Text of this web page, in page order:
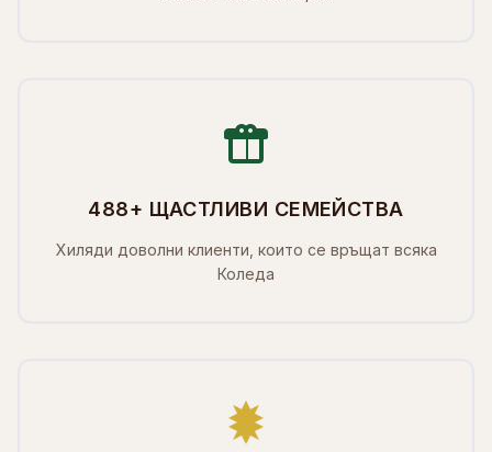
488+ ЩАСТЛИВИ СЕМЕЙСТВА
Хиляди доволни клиенти, които се връщат всяка
Коледа